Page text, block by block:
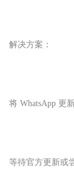
解决方案：
将 WhatsApp 更
等待官方更新或